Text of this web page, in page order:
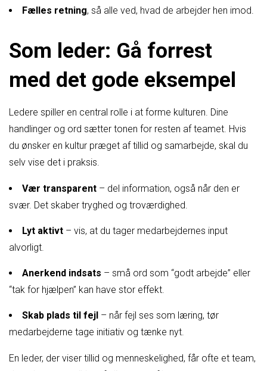
Fælles retning, så alle ved, hvad de arbejder hen imod.
Som leder: Gå forrest
med det gode eksempel
Ledere spiller en central rolle i at forme kulturen. Dine
handlinger og ord sætter tonen for resten af teamet. Hvis
du ønsker en kultur præget af tillid og samarbejde, skal du
selv vise det i praksis.
Vær transparent – del information, også når den er
svær. Det skaber tryghed og troværdighed.
Lyt aktivt – vis, at du tager medarbejdernes input
alvorligt.
Anerkend indsats – små ord som “godt arbejde” eller
“tak for hjælpen” kan have stor effekt.
Skab plads til fejl – når fejl ses som læring, tør
medarbejderne tage initiativ og tænke nyt.
En leder, der viser tillid og menneskelighed, får ofte et team,